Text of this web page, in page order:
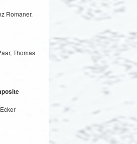
Romaner.
Thomas